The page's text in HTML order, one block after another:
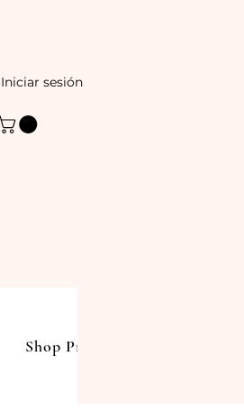
Iniciar sesión
Shop Products